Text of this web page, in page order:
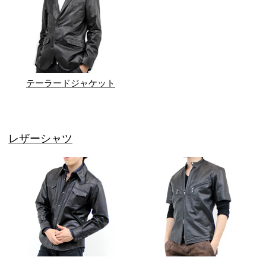
テーラードジャケット
レザーシャツ